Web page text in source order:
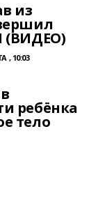
из
(ВИДЕО)
, 10:03
ребёнка
тело